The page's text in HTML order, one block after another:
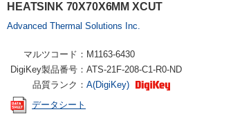
HEATSINK 70X70X6MM XCUT
Advanced Thermal Solutions Inc.
マルツコード： M1163-6430
DigiKey製品番号： ATS-21F-208-C1-R0-ND
品質ランク： A(DigiKey)
データシート